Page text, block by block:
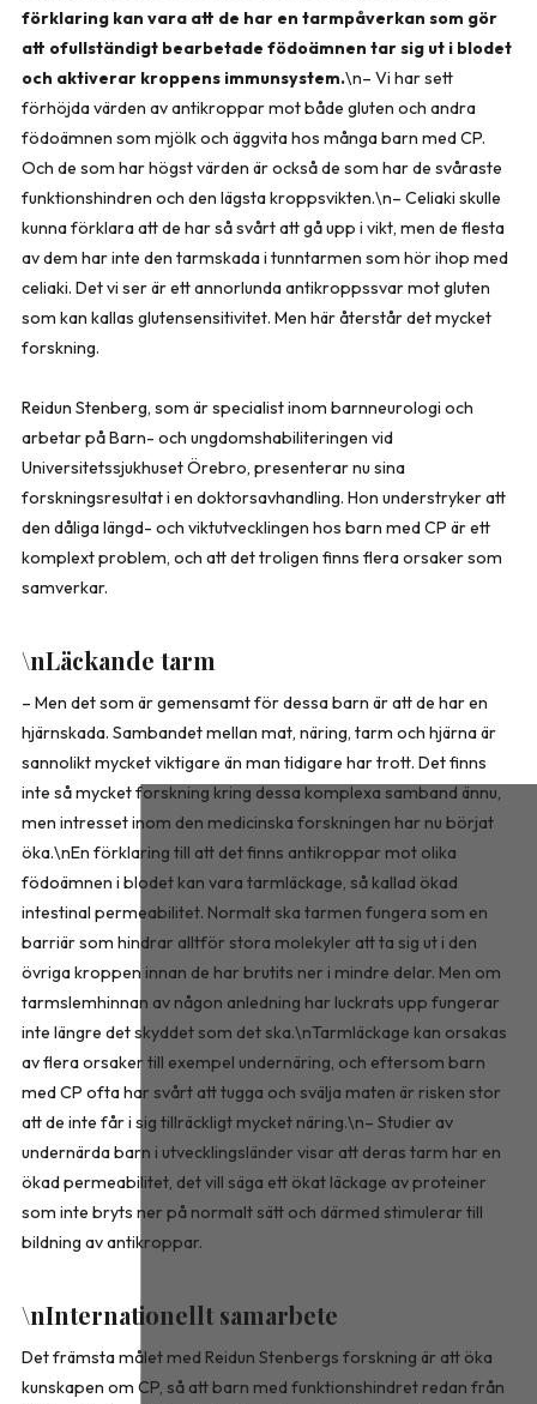
förklaring kan vara att de har en tarmpåverkan som gör
att ofullständigt bearbetade födoämnen tar sig ut i blodet
och aktiverar kroppens immunsystem.\n– Vi har sett
förhöjda värden av antikroppar mot både gluten och andra
födoämnen som mjölk och äggvita hos många barn med CP.
Och de som har högst värden är också de som har de svåraste
funktionshindren och den lägsta kroppsvikten.\n– Celiaki skulle
kunna förklara att de har så svårt att gå upp i vikt, men de flesta
av dem har inte den tarmskada i tunntarmen som hör ihop med
celiaki. Det vi ser är ett annorlunda antikroppssvar mot gluten
som kan kallas glutensensitivitet. Men här återstår det mycket
forskning.
Reidun Stenberg, som är specialist inom barnneurologi och
arbetar på Barn- och ungdomshabiliteringen vid
Universitetssjukhuset Örebro, presenterar nu sina
forskningsresultat i en doktorsavhandling. Hon understryker att
den dåliga längd- och viktutvecklingen hos barn med CP är ett
komplext problem, och att det troligen finns flera orsaker som
samverkar.
\nLäckande tarm
– Men det som är gemensamt för dessa barn är att de har en
hjärnskada. Sambandet mellan mat, näring, tarm och hjärna är
sannolikt mycket viktigare än man tidigare har trott. Det finns
inte så mycket forskning kring dessa komplexa samband ännu,
men intresset inom den medicinska forskningen har nu börjat
öka.\nEn förklaring till att det finns antikroppar mot olika
födoämnen i blodet kan vara tarmläckage, så kallad ökad
intestinal permeabilitet. Normalt ska tarmen fungera som en
barriär som hindrar alltför stora molekyler att ta sig ut i den
övriga kroppen innan de har brutits ner i mindre delar. Men om
tarmslemhinnan av någon anledning har luckrats upp fungerar
inte längre det skyddet som det ska.\nTarmläckage kan orsakas
av flera orsaker till exempel undernäring, och eftersom barn
med CP ofta har svårt att tugga och svälja maten är risken stor
att de inte får i sig tillräckligt mycket näring.\n– Studier av
undernärda barn i utvecklingsländer visar att deras tarm har en
ökad permeabilitet, det vill säga ett ökat läckage av proteiner
som inte bryts ner på normalt sätt och därmed stimulerar till
bildning av antikroppar.
\nInternationellt samarbete
Det främsta målet med Reidun Stenbergs forskning är att öka
kunskapen om CP, så att barn med funktionshindret redan från